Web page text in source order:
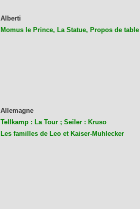
Alberti
Momus le Prince, La Statue, Propos de table
Allemagne
Tellkamp : La Tour ; Seiler : Kruso
Les familles de Leo et Kaiser-Muhlecker